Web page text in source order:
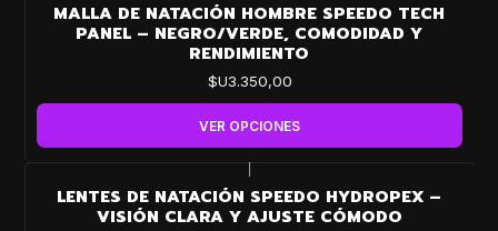
MALLA DE NATACIÓN HOMBRE SPEEDO TECH
PANEL – NEGRO/VERDE, COMODIDAD Y
RENDIMIENTO
$U3.350,00
VER OPCIONES
LENTES DE NATACIÓN SPEEDO HYDROPEX –
VISIÓN CLARA Y AJUSTE CÓMODO